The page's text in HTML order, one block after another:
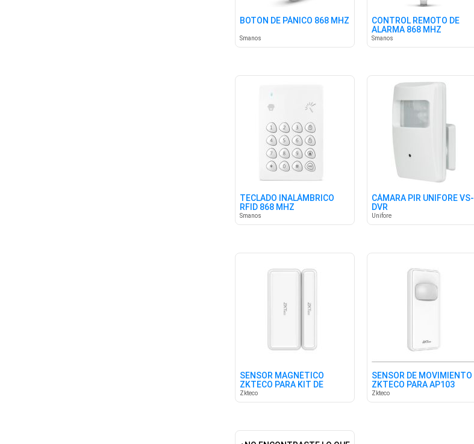
BOTÓN DE PÁNICO 868 MHZ
Smanos
CONTROL REMOTO DE
ALARMA 868 MHZ
Smanos
TECLADO INALÁMBRICO
RFID 868 MHZ
Smanos
CÁMARA PIR UNIFORE VS-
DVR
Unifore
SENSOR MAGNÉTICO
ZKTECO PARA KIT DE
ALARMA AP103
Zkteco
SENSOR DE MOVIMIENTO
ZKTECO PARA AP103
Zkteco